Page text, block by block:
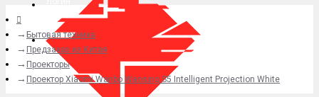
+7 (495) 015-41-41
Бытовая техника
Предзаказ из Китая
Проекторы
Проектор Xiaomi Wanbo Wansing S5 Intelligent Projection White